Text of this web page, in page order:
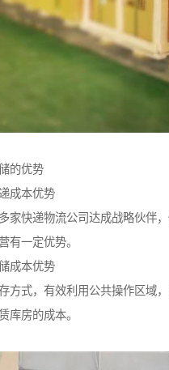
的优势
成本优势
家快递物流公司达成战略伙伴
有一定优势。
成本优势
方式，有效利用公共操作区域
库房的成本。